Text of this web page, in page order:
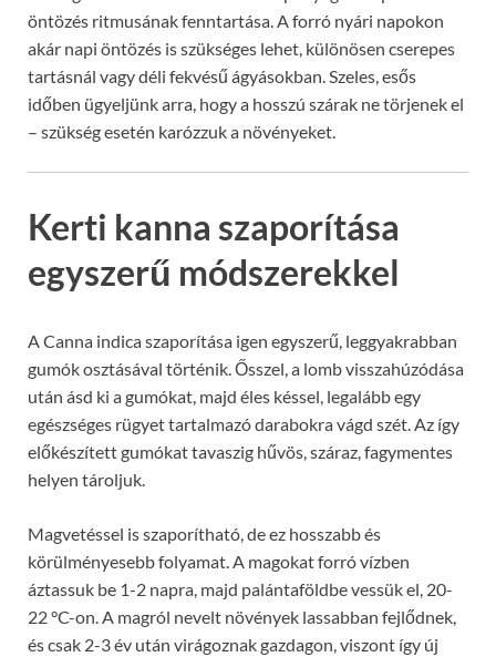
öntözés ritmusának fenntartása. A forró nyári napokon
akár napi öntözés is szükséges lehet, különösen cserepes
tartásnál vagy déli fekvésű ágyásokban. Szeles, esős
időben ügyeljünk arra, hogy a hosszú szárak ne törjenek el
– szükség esetén karózzuk a növényeket.
Kerti kanna szaporítása
egyszerű módszerekkel
A Canna indica szaporítása igen egyszerű, leggyakrabban
gumók osztásával történik. Ősszel, a lomb visszahúzódása
után ásd ki a gumókat, majd éles késsel, legalább egy
egészséges rügyet tartalmazó darabokra vágd szét. Az így
előkészített gumókat tavaszig hűvös, száraz, fagymentes
helyen tároljuk.
Magvetéssel is szaporítható, de ez hosszabb és
körülményesebb folyamat. A magokat forró vízben
áztassuk be 1-2 napra, majd palántaföldbe vessük el, 20-
22 °C-on. A magról nevelt növények lassabban fejlődnek,
és csak 2-3 év után virágoznak gazdagon, viszont így új